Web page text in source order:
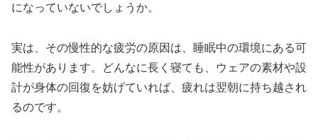
になっていないでしょうか。
実は、その慢性的な疲労の原因は、睡眠中の環境にある可
能性があります。どんなに長く寝ても、ウェアの素材や設
計が身体の回復を妨げていれば、疲れは翌朝に持ち越され
るのです。